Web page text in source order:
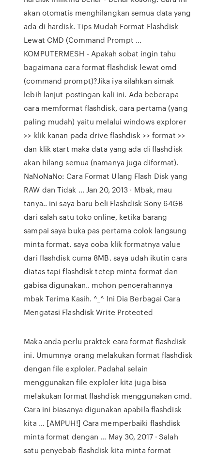
akan otomatis menghilangkan semua data yang
ada di hardisk. Tips Mudah Format Flashdisk
Lewat CMD (Command Prompt ...
KOMPUTERMESH - Apakah sobat ingin tahu
bagaimana cara format flashdisk lewat cmd
(command prompt)?Jika iya silahkan simak
lebih lanjut postingan kali ini. Ada beberapa
cara memformat flashdisk, cara pertama (yang
paling mudah) yaitu melalui windows explorer
>> klik kanan pada drive flashdisk >> format >>
dan klik start maka data yang ada di flashdisk
akan hilang semua (namanya juga diformat).
NaNoNaNo: Cara Format Ulang Flash Disk yang
RAW dan Tidak ... Jan 20, 2013 · Mbak, mau
tanya.. ini saya baru beli Flashdisk Sony 64GB
dari salah satu toko online, ketika barang
sampai saya buka pas pertama colok langsung
minta format. saya coba klik formatnya value
dari flashdisk cuma 8MB. saya udah ikutin cara
diatas tapi flashdisk tetep minta format dan
gabisa digunakan.. mohon pencerahannya
mbak Terima Kasih. ^_^ Ini Dia Berbagai Cara
Mengatasi Flashdisk Write Protected
Maka anda perlu praktek cara format flashdisk
ini. Umumnya orang melakukan format flashdisk
dengan file exploler. Padahal selain
menggunakan file exploler kita juga bisa
melakukan format flashdisk menggunakan cmd.
Cara ini biasanya digunakan apabila flashdisk
kita … [AMPUH!] Cara memperbaiki flashdisk
minta format dengan ... May 30, 2017 · Salah
satu penyebab flashdisk kita minta format